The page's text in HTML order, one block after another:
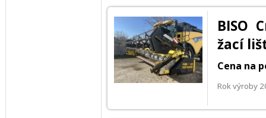
BISO
žací
Cena na
Rok výroby